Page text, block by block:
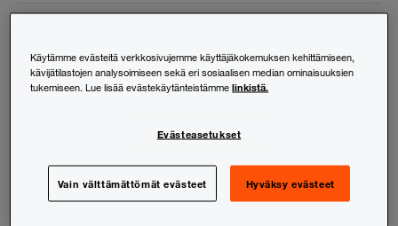
Käytämme evästeitä verkkosivujemme käyttäjäkokemuksen kehittämiseen,
kävijätilastojen analysoimiseen sekä eri sosiaalisen median ominaisuuksien
tukemiseen. Lue lisää evästekäytänteistämmelinkistä.
Evästeasetukset
Vain välttämättömät evästeet Hyväksy evästeet